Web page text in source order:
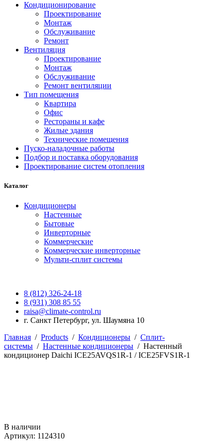
Кондиционирование
Проектирование
Монтаж
Обслуживание
Ремонт
Вентиляция
Проектирование
Монтаж
Обслуживание
Ремонт вентиляции
Тип помещения
Квартира
Офис
Рестораны и кафе
Жилые здания
Технические помещения
Пуско-наладочные работы
Подбор и поставка оборудования
Проектирование систем отопления
Каталог
Кондиционеры
Настенные
Бытовые
Инверторные
Коммерческие
Коммерческие инверторные
Мульти-сплит системы
8 (812) 326-24-18
8 (931) 308 85 55
raisa@climate-control.ru
г. Санкт Петербург, ул. Шаумяна 10
Главная / Products / Кондиционеры / Сплит-
системы / Настенные кондиционеры / Настенный
кондиционер Daichi ICE25AVQS1R-1 / ICE25FVS1R-1
В наличии
Артикул: 1124310